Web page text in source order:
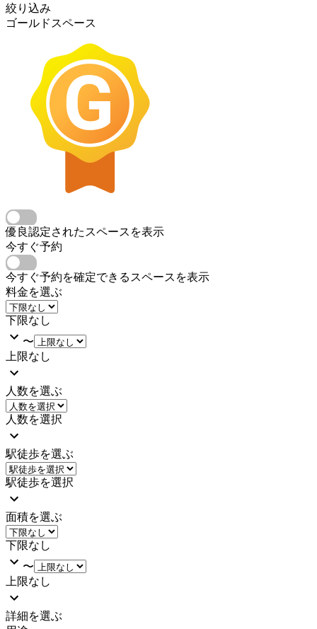
絞り込み
ゴールドスペース
優良認定されたスペースを表示
今すぐ予約
今すぐ予約を確定できるスペースを表示
料金を選ぶ
下限なし
〜
上限なし
人数を選ぶ
人数を選択
駅徒歩を選ぶ
駅徒歩を選択
面積を選ぶ
下限なし
〜
上限なし
詳細を選ぶ